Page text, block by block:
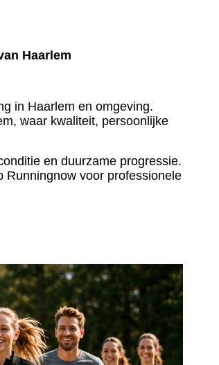
Haarlem
in Haarlem en omgeving.
waar kwaliteit, persoonlijke
en duurzame progressie.
Runningnow voor professionele